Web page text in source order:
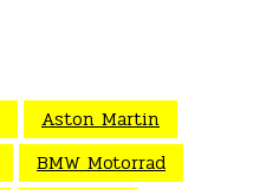
Aston Martin
BMW Motorrad